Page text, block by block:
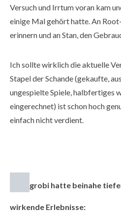
Versuch und Irrtum voran kam
einige Mal gehört hatte. An
erinnern und an Stan, den
Ich sollte wirklich die aktuelle
Stapel der Schande (gekaufte,
ungespielte Spiele, halbfertiges
eingerechnet) ist schon hoch
einfach nicht verdient.
grobi hatte beinahe
wirkende Erlebnisse: